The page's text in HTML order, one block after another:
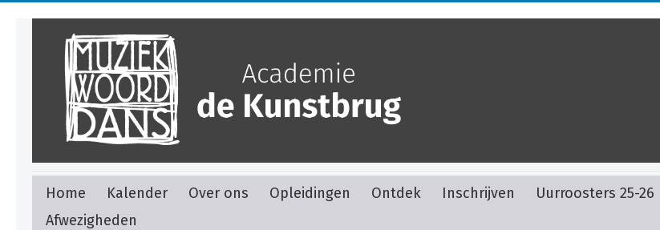
Home Kalender Over ons Opleidingen Ontdek Inschrijven Uurroosters 25-26
Afwezigheden